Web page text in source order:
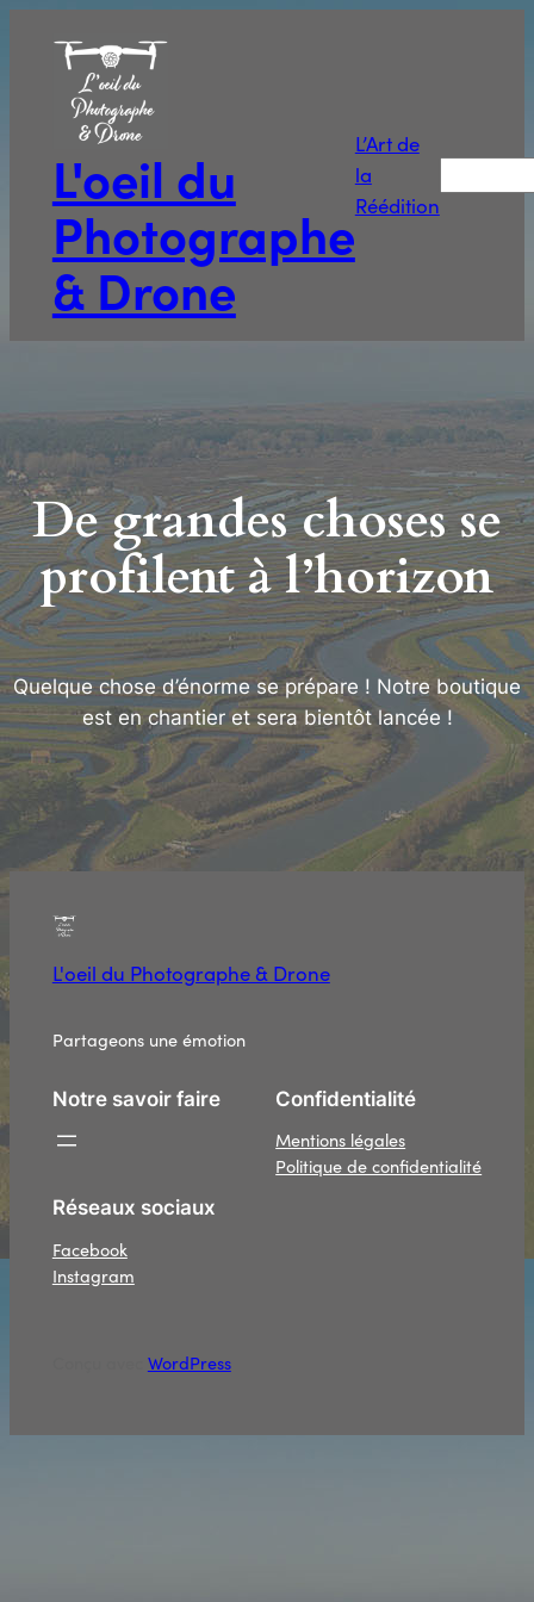
L'oeil du
Photographe
& Drone
L’Art de
la
Réédition
De grandes choses se
profilent à l’horizon
Quelque chose d’énorme se prépare ! Notre boutique
est en chantier et sera bientôt lancée !
L'oeil du Photographe & Drone
Partageons une émotion
Notre savoir faire
Confidentialité
Mentions légales
Politique de confidentialité
Réseaux sociaux
Facebook
Instagram
WordPress